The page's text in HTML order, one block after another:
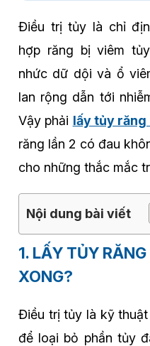
Điều trị tủy là chỉ
hợp răng bị viêm
nhức dữ dội và ổ
lan rộng dẫn tới
Vậy phải lấy tủy răng
răng lần 2 có đau
cho những thắc mắc
Nội dung bài viết
1. LẤY TỦY
XONG?
Điều trị tủy là kỹ
để loại bỏ phần tủy